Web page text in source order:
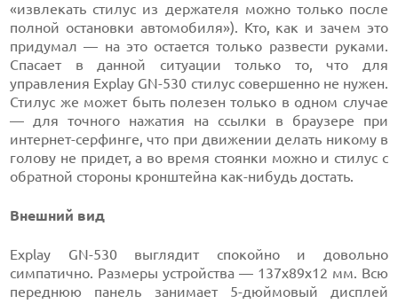
«извлекать стилус из держателя можно только после
полной остановки автомобиля»). Кто, как и зачем это
придумал — на это остается только развести руками.
Спасает в данной ситуации только то, что для
управления Explay GN-530 стилус совершенно не нужен.
Стилус же может быть полезен только в одном случае
— для точного нажатия на ссылки в браузере при
интернет-серфинге, что при движении делать никому в
голову не придет, а во время стоянки можно и стилус с
обратной стороны кронштейна как-нибудь достать.
Внешний вид
Explay GN-530 выглядит спокойно и довольно
симпатично. Размеры устройства — 137х89х12 мм. Всю
переднюю панель занимает 5-дюймовый дисплей